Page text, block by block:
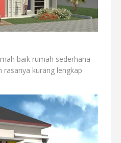
baik rumah sederhana
kurang lengkap